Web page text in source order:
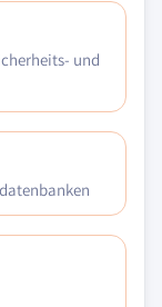
und